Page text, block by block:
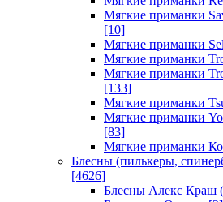
Мягкие приманки
[10]
Мягкие приманки
Мягкие приманки
Мягкие приманки
[133]
Мягкие приманки
Мягкие приманки
[83]
Мягкие приманки
Блесны (пилькеры,
[4626]
Блесны Алекс Краш